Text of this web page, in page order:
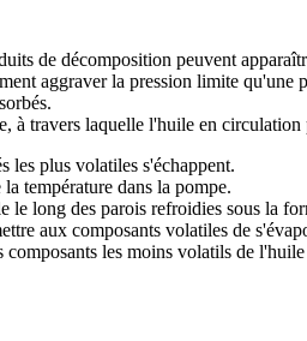
de décomposition peuvent
aggraver la pression limite
à travers laquelle l'huile en
les plus volatiles s'échappent.
température dans la pompe.
le long des parois refroidies sous la
aux composants volatiles de
composants les moins volatils de